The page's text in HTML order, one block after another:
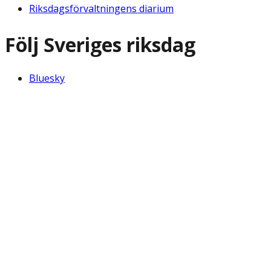
Riksdagsförvaltningens diarium
Följ Sveriges riksdag
Bluesky